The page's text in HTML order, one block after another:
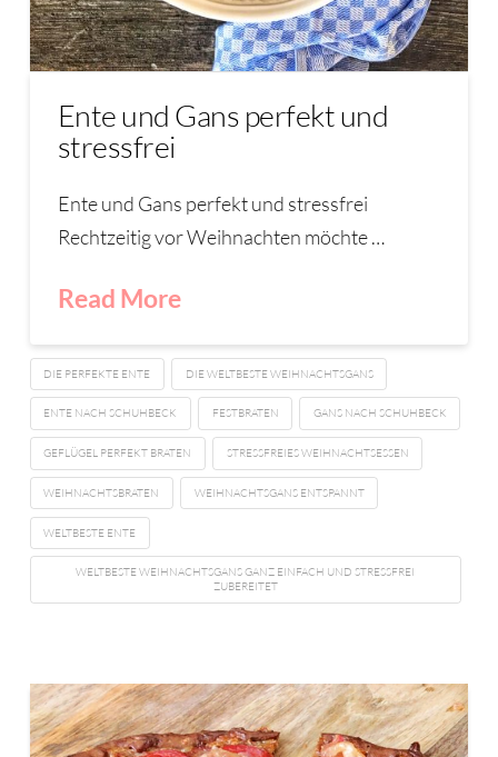
Ente und Gans perfekt und
stressfrei
Ente und Gans perfekt und stressfrei
Rechtzeitig vor Weihnachten möchte …
Read More
DIE PERFEKTE ENTE DIE WELTBESTE WEIHNACHTSGANS
ENTE NACH SCHUHBECK FESTBRATEN GANS NACH SCHUHBECK
GEFLÜGEL PERFEKT BRATEN STRESSFREIES WEIHNACHTSESSEN
WEIHNACHTSBRATEN WEIHNACHTSGANS ENTSPANNT
WELTBESTE ENTE
WELTBESTE WEIHNACHTSGANS GANZ EINFACH UND STRESSFREI
ZUBEREITET